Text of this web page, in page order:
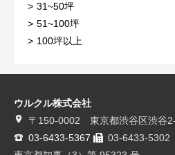
31~50坪
51~100坪
100坪以上
ウルクル株式会社
〒150-0002 東京都渋谷区渋谷
03-6433-5367
03-6433-5302